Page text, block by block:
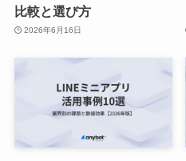
比較と選び方
2026年6月16日